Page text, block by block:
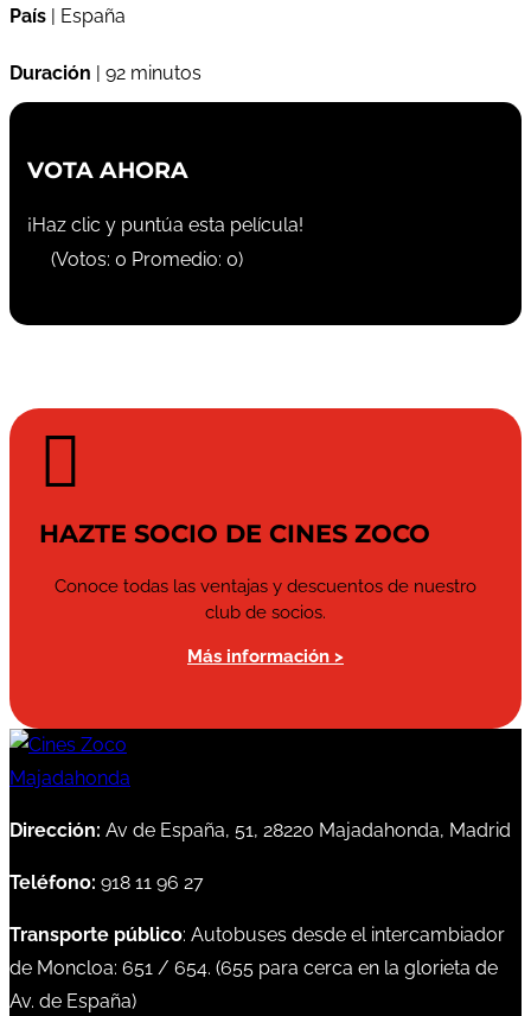
País | España
Duración | 92 minutos
VOTA AHORA
¡Haz clic y puntúa esta película!
(Votos: 0 Promedio: 0)

HAZTE SOCIO DE CINES ZOCO
Conoce todas las ventajas y descuentos de nuestro
club de socios.
Más información >
Dirección: Av de España, 51, 28220 Majadahonda, Madrid
Teléfono: 918 11 96 27
Transporte público: Autobuses desde el intercambiador
de Moncloa: 651 / 654. (655 para cerca en la glorieta de
Av. de España)